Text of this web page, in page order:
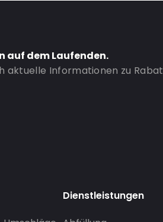
auf dem Laufenden.
aktuelle Informationen zu
Dienstleistungen